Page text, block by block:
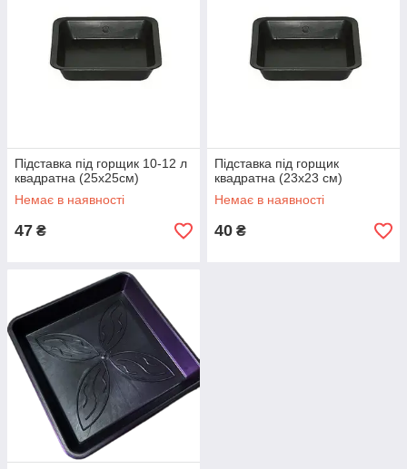
Підставка під горщик 10-12 л
квадратна (25x25см)
Немає в наявності
47 ₴
Підставка під горщик
квадратна (23x23 см)
Немає в наявності
40 ₴